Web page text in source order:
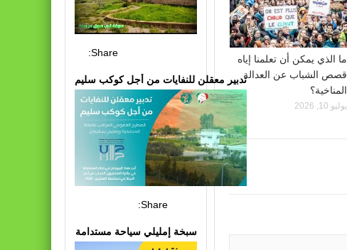
ما الذي يمكن أن تعلمنا إياه
قصص الشباب عن العدالة
المناخية؟
يوليو 10, 2026
Share:
تدبير معقلن للنفايات من أجل كوكب سليم
Share:
سبخة إمليلي سياحة مستدامة